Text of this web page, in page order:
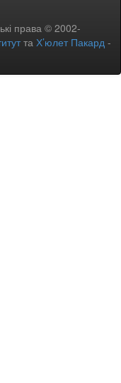
права © 2002-
та Х’юлет Пакард -